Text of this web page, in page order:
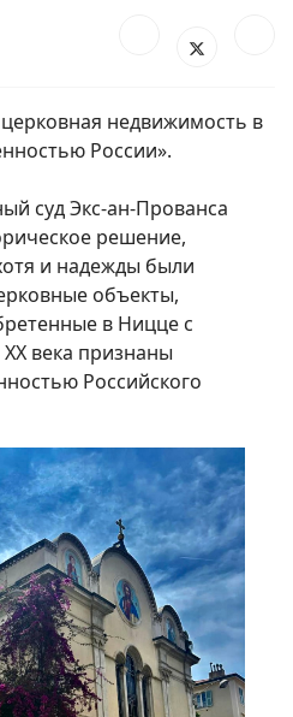
недвижимость в
России».
суд Экс-ан-Прованса
решение,
и надежды были
объекты,
в Ницце с
века признаны
Российского